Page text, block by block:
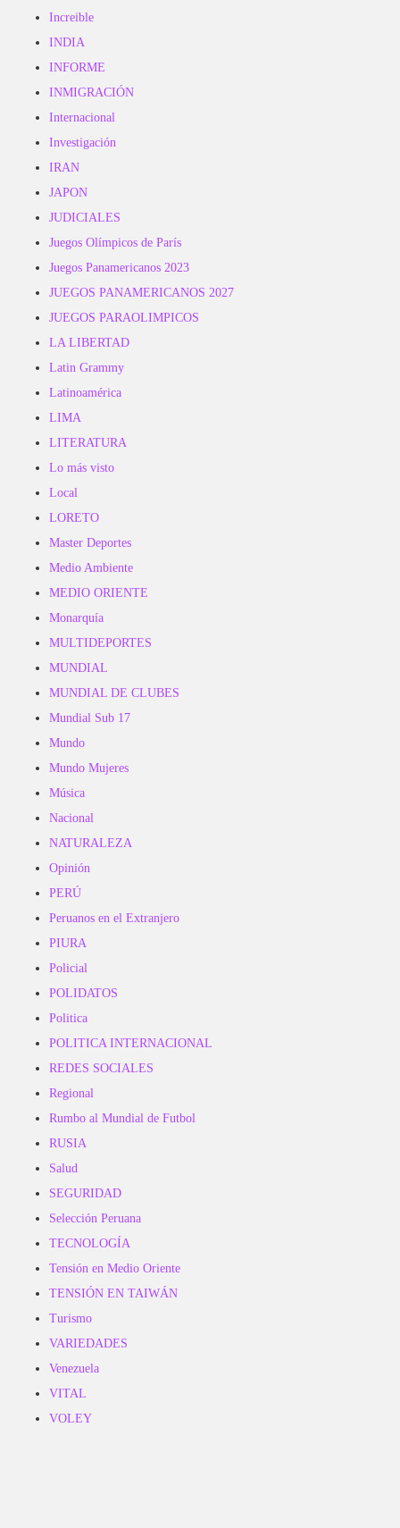
Increible
INDIA
INFORME
INMIGRACIÓN
Internacional
Investigación
IRAN
JAPON
JUDICIALES
Juegos Olímpicos de París
Juegos Panamericanos 2023
JUEGOS PANAMERICANOS 2027
JUEGOS PARAOLIMPICOS
LA LIBERTAD
Latin Grammy
Latinoamérica
LIMA
LITERATURA
Lo más visto
Local
LORETO
Master Deportes
Medio Ambiente
MEDIO ORIENTE
Monarquía
MULTIDEPORTES
MUNDIAL
MUNDIAL DE CLUBES
Mundial Sub 17
Mundo
Mundo Mujeres
Música
Nacional
NATURALEZA
Opinión
PERÚ
Peruanos en el Extranjero
PIURA
Policial
POLIDATOS
Politica
POLITICA INTERNACIONAL
REDES SOCIALES
Regional
Rumbo al Mundial de Futbol
RUSIA
Salud
SEGURIDAD
Selección Peruana
TECNOLOGÍA
Tensión en Medio Oriente
TENSIÓN EN TAIWÁN
Turismo
VARIEDADES
Venezuela
VITAL
VOLEY